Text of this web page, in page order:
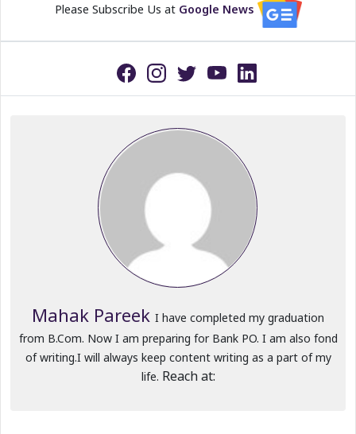
Please Subscribe Us at Google News
Mahak Pareek I have completed my graduation
from B.Com. Now I am preparing for Bank PO. I am also fond
of writing.I will always keep content writing as a part of my
life. Reach at: